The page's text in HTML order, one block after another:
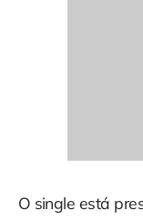
O single está